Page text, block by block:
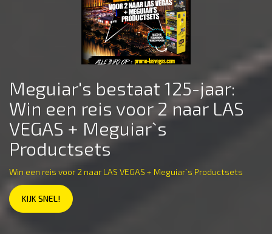
Meguiar's bestaat 125-jaar:
Win een reis voor 2 naar LAS
VEGAS + Meguiar`s
Productsets
Win een reis voor 2 naar LAS VEGAS + Meguiar`s Productsets
KIJK SNEL!